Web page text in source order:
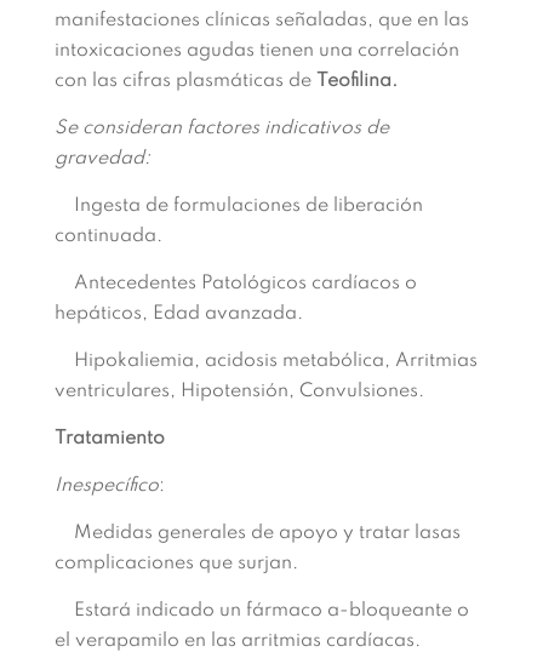
manifestaciones clínicas señaladas, que en las
intoxicaciones agudas tienen una correlación
con las cifras plasmáticas de
Teofilina.
Se consideran factores indicativos de
gravedad:
Ingesta de formulaciones de liberación
continuada.
Antecedentes Patológicos cardíacos o
hepáticos, Edad avanzada.
Hipokaliemia, acidosis metabólica, Arritmias
ventriculares, Hipotensión, Convulsiones.
Tratamiento
Inespecífico:
Medidas generales de apoyo y tratar lasas
complicaciones que surjan.
Estará indicado un fármaco a-bloqueante o
el verapamilo en las arritmias cardíacas.